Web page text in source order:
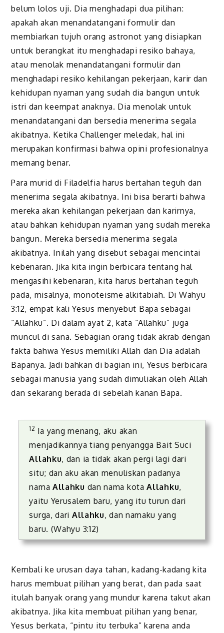
belum lolos uji. Dia menghadapi dua pilihan:
apakah akan menandatangani formulir dan
membiarkan tujuh orang astronot yang disiapkan
untuk berangkat itu menghadapi resiko bahaya,
atau menolak menandatangani formulir dan
menghadapi resiko kehilangan pekerjaan, karir dan
kehidupan nyaman yang sudah dia bangun untuk
istri dan keempat anaknya. Dia menolak untuk
menandatangani dan bersedia menerima segala
akibatnya. Ketika Challenger meledak, hal ini
merupakan konfirmasi bahwa opini profesionalnya
memang benar.
Para murid di Filadelfia harus bertahan teguh dan
menerima segala akibatnya. Ini bisa berarti bahwa
mereka akan kehilangan pekerjaan dan karirnya,
atau bahkan kehidupan nyaman yang sudah mereka
bangun. Mereka bersedia menerima segala
akibatnya. Inilah yang disebut sebagai mencintai
kebenaran. Jika kita ingin berbicara tentang hal
mengasihi kebenaran, kita harus bertahan teguh
pada, misalnya, monoteisme alkitabiah. Di Wahyu
3:12, empat kali Yesus menyebut Bapa sebagai
“Allahku”. Di dalam ayat 2, kata “Allahku” juga
muncul di sana. Sebagian orang tidak akrab dengan
fakta bahwa Yesus memiliki Allah dan Dia adalah
Bapanya. Jadi bahkan di bagian ini, Yesus berbicara
sebagai manusia yang sudah dimuliakan oleh Allah
dan sekarang berada di sebelah kanan Bapa.
12 Ia yang menang, aku akan
menjadikannya tiang penyangga Bait Suci
Allahku, dan ia tidak akan pergi lagi dari
situ; dan aku akan menuliskan padanya
nama Allahku dan nama kotaAllahku,
yaitu Yerusalem baru, yang itu turun dari
surga, dari Allahku, dan namaku yang
baru. (Wahyu 3:12)
Kembali ke urusan daya tahan, kadang-kadang kita
harus membuat pilihan yang berat, dan pada saat
itulah banyak orang yang mundur karena takut akan
akibatnya. Jika kita membuat pilihan yang benar,
Yesus berkata, “pintu itu terbuka” karena anda